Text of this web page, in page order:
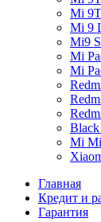
Mi 9T
Mi 9
Mi9
Mi
Mi
Black
Mi
Главная
Кредит и
Гарантия